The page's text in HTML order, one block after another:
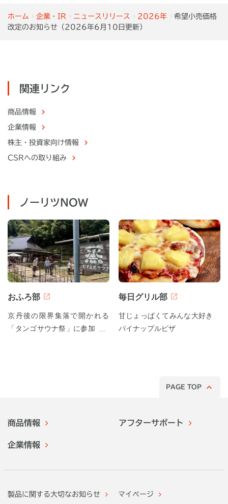
ホーム 企業・IR ニュースリリース 2026年
希望小売価格
改定のお知らせ（2026年6月10日更新）
関連リンク
商品情報
企業情報
株主・ 投資家向け情報
CSRへの取り組み
ノーリツNOW
おふろ部
京丹後の限界集落で開かれる
「タンゴサウナ祭」に参加して
毎日グリル部
甘じょっぱくてみんな大好き
パイナップルピザ
PAGE TOP
商品情報 アフターサポート
企業情報
製品に関する大切なお知らせ マイページ